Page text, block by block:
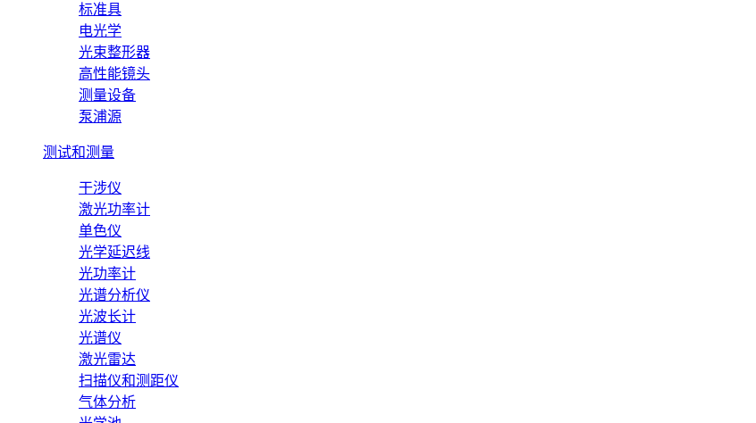
标准具
电光学
光束整形器
高性能镜头
测量设备
泵浦源
测试和测量
干涉仪
激光功率计
单色仪
光学延迟线
光功率计
光谱分析仪
光波长计
光谱仪
激光雷达
扫描仪和测距仪
气体分析